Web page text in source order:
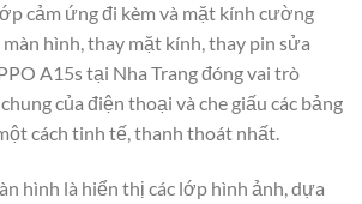
cảm ứng đi kèm và mặt kính cường
hình, thay mặt kính, thay pin sửa
A15s tại Nha Trang đóng vai trò
của điện thoại và che giấu các bảng
cách tinh tế, thanh thoát nhất.
hình là hiển thị các lớp hình ảnh, dựa